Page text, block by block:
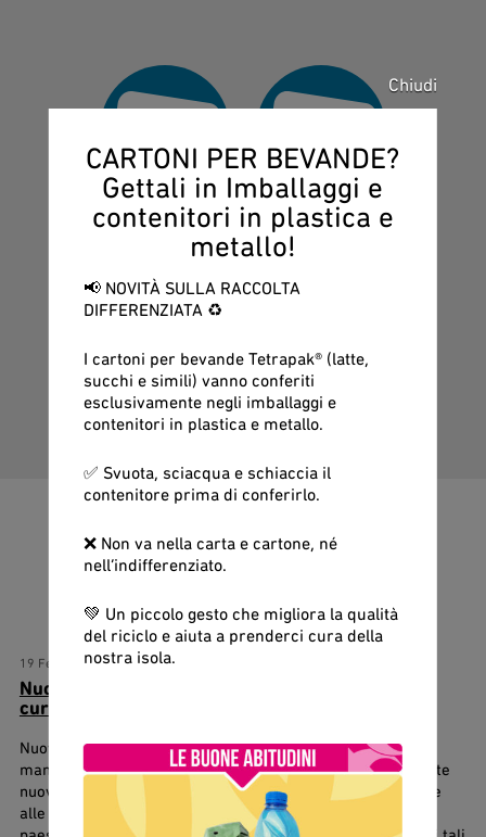
Chiudi
CARTONI PER BEVANDE?
Gettali in Imballaggi e
contenitori in plastica e
metallo!
📢 NOVITÀ SULLA RACCOLTA
DIFFERENZIATA ♻️
I cartoni per bevande Tetrapak® (latte,
succhi e simili) vanno conferiti
esclusivamente negli imballaggi e
contenitori in plastica e metallo.
✅ Svuota, sciacqua e schiaccia il
contenitore prima di conferirlo.
❌ Non va nella carta e cartone, né
nell’indifferenziato.
💚 Un piccolo gesto che migliora la qualità
del riciclo e aiuta a prenderci cura della
nostra isola.
Dipendenti Mezzi
30k
Utenze servite
SCOPRI DI PIÙ
In evidenza
Novità e informazioni utili
19 Febbraio 2025
Nuove regole per i rifiuti derivanti da attività di
cura e manutenzione del verde
Nuove regole per i rifiuti derivanti da attività di cura e
manutenzione del verde Sono state recentemente introdotte
nuove disposizioni in tema di normativa ambientale riferite
alle imprese che si occupano di cura e manutenzione del